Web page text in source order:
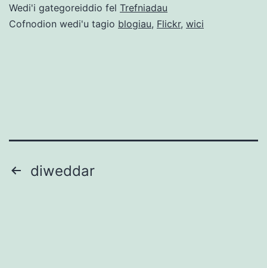
llawn
Wedi'i gategoreiddio fel Trefniadau
Cofnodion wedi'u tagio blogiau, Flickr, wici
Tudaleniad
diweddar